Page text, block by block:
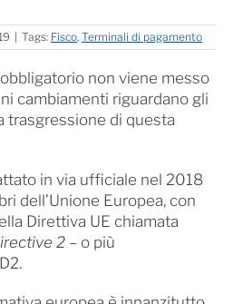
Tags: Fisco, Terminali di pagamento
non viene messo
cambiamenti riguardano gli
trasgressione di questa
in via ufficiale nel 2018
dell’Unione Europea, con
Direttiva UE chiamata
2– o più